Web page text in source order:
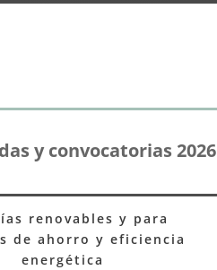
y convocatorias 2026
renovables y para
de ahorro y eficiencia
energética